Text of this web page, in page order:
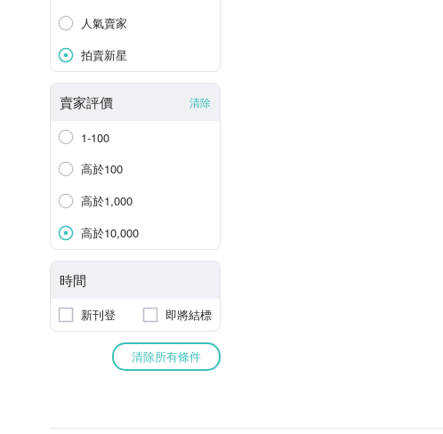
人氣賣家
拍賣新星
賣家評價 清除
1-100
高於100
高於1,000
高於10,000
時間
新刊登 即將結標
清除所有條件